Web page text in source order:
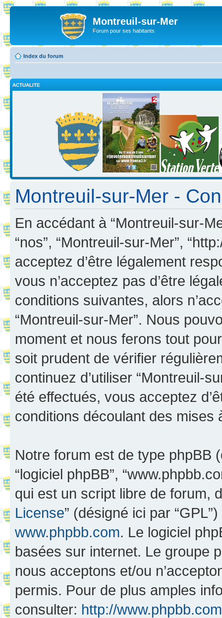
Montreuil-sur-Mer
Forum pour ses habitants
Index du forum
ACTUALITE
Montreuil-sur-Mer -
En accédant à “Montreuil-sur-
“nos”, “Montreuil-sur-Mer”,
acceptez d’être légalement
vous n’acceptez pas d’être
conditions suivantes, alors
“Montreuil-sur-Mer”. Nous
moment et nous ferons tout
soit prudent de vérifier
continuez d’utiliser “Montreuil-
été effectués, vous acceptez
conditions découlant des mises
Notre forum est de type phpBB
“logiciel phpBB”,
qui est un script libre de forum,
License” (désigné ici par
www.phpbb.com. Le logiciel
basées sur internet. Le groupe
nous acceptons et/ou
permis. Pour de plus amples
consulter: http://